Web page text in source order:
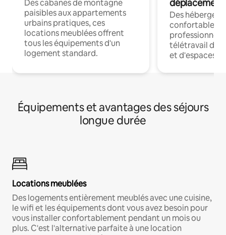
Des cabanes de montagne
paisibles aux appartements
urbains pratiques, ces
locations meublées offrent
tous les équipements d'un
logement standard.
déplacement
Des
confortables
professionnels
télétravail
et d'espaces
Équipements et avantages des séjours
longue durée
Locations meublées
Des logements entièrement meublés avec une cuisine,
le wifi et les équipements dont vous avez besoin pour
vous installer confortablement pendant un mois ou
plus. C'est l'alternative parfaite à une location